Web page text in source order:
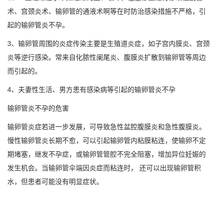
术、宫颈炎术、输卵管的通液术啊等在时防治感染措施不严格，引
起的输卵管炎不孕。
3、输卵管周围的炎症传染主要是生殖道炎症，如子宫内膜炎、宫颈
炎等逆行感染。常来自化脓性阑尾炎、腹膜炎扩散到输卵管等周边
而引起的。
4、夫妻性生活、男方患有感染病等引起的输卵管炎不孕
输卵管炎不孕的危害
输卵管炎症若进一步发展，可导致急性盆腔腹膜炎和急性腹膜炎。
慢性输卵管炎长期不愈，可以引起输卵管内粘膜粘连，使输卵不定
期堵塞，继发不孕症，或输卵管管腔不完全阻塞，增加异位妊娠的
发生机会。当输卵管伞端因炎症而粘连时， 还可以出现输卵管积
水，但患者可能没有明显症状。